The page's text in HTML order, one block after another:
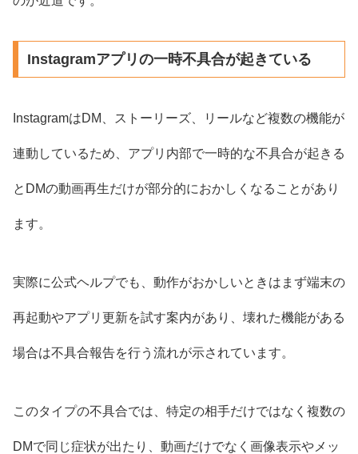
Instagramアプリの一時不具合が起きている
InstagramはDM、ストーリーズ、リールなど複数の機能が
連動しているため、アプリ内部で一時的な不具合が起きる
とDMの動画再生だけが部分的におかしくなることがあり
ます。
実際に公式ヘルプでも、動作がおかしいときはまず端末の
再起動やアプリ更新を試す案内があり、壊れた機能がある
場合は不具合報告を行う流れが示されています。
このタイプの不具合では、特定の相手だけではなく複数の
DMで同じ症状が出たり、動画だけでなく画像表示やメッ